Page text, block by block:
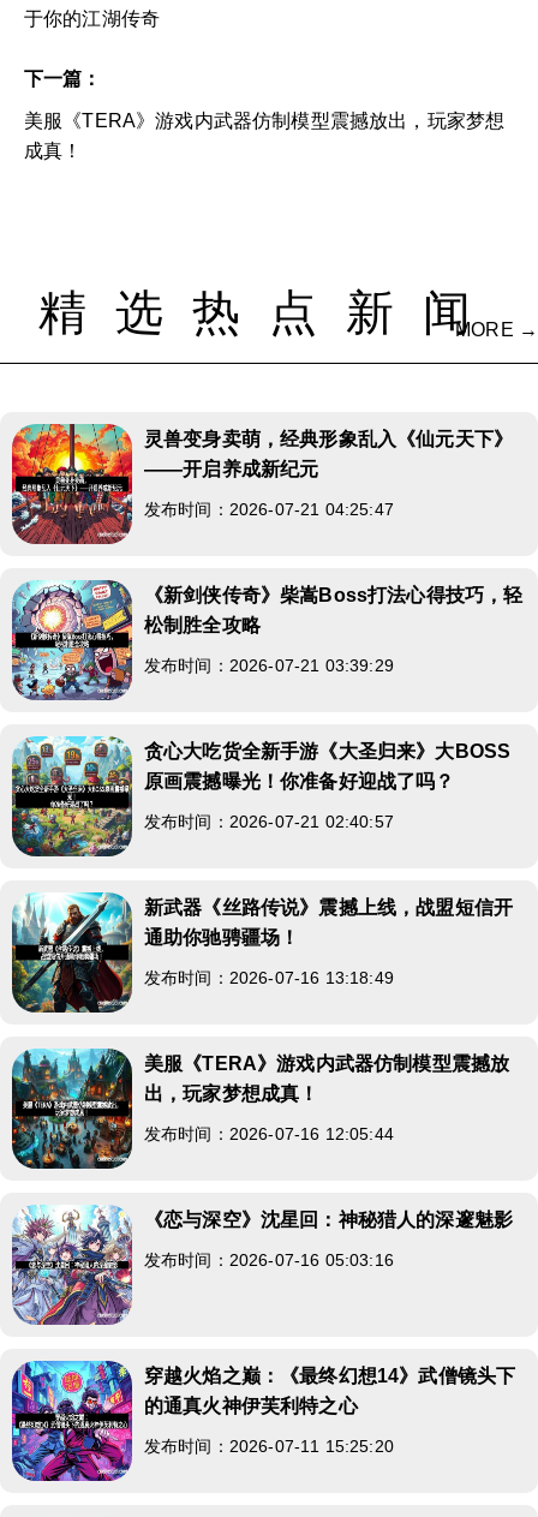
于你的江湖传奇
下一篇：
美服《TERA》游戏内武器仿制模型震撼放出，玩家梦想
成真！
精选热点新闻
MORE →
灵兽变身卖萌，经典形象乱入《仙元天下》
——开启养成新纪元
发布时间：2026-07-21 04:25:47
《新剑侠传奇》柴嵩Boss打法心得技巧，轻
松制胜全攻略
发布时间：2026-07-21 03:39:29
贪心大吃货全新手游《大圣归来》大BOSS
原画震撼曝光！你准备好迎战了吗？
发布时间：2026-07-21 02:40:57
新武器《丝路传说》震撼上线，战盟短信开
通助你驰骋疆场！
发布时间：2026-07-16 13:18:49
美服《TERA》游戏内武器仿制模型震撼放
出，玩家梦想成真！
发布时间：2026-07-16 12:05:44
《恋与深空》沈星回：神秘猎人的深邃魅影
发布时间：2026-07-16 05:03:16
穿越火焰之巅：《最终幻想14》武僧镜头下
的通真火神伊芙利特之心
发布时间：2026-07-11 15:25:20